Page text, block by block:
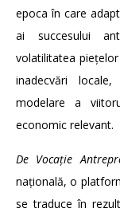
epoca în care
ai succesului
volatilitatea
inadecvări
modelare a
economic relevant.
De Vocație
națională, o
se traduce în